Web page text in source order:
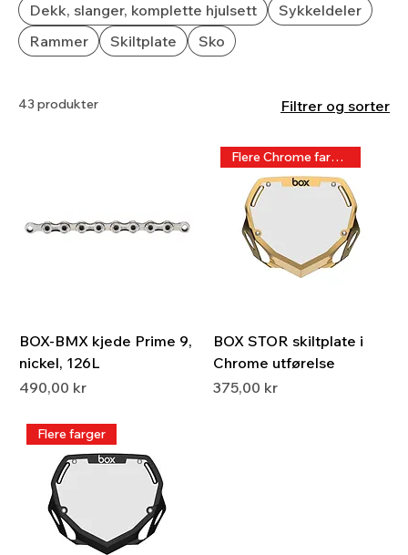
Dekk, slanger, komplette hjulsett
Sykkeldeler
Rammer
Skiltplate Sko
43 produkter Filtrer og sorter
BOX-BMX kjede Prime 9,
nickel, 126L
Pris
490,00 kr
Flere Chrome farger
BOX STOR skiltplate i
Chrome utførelse
Pris
375,00 kr
Flere farger